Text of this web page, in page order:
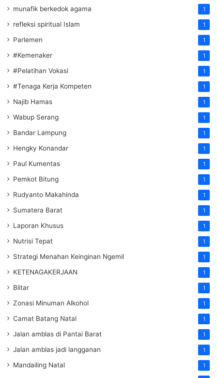
munafik berkedok agama 1
refleksi spiritual Islam 1
Parlemen 1
#Kemenaker 1
#Pelatihan Vokasi 1
#Tenaga Kerja Kompeten 1
Najib Hamas 1
Wabup Serang 1
Bandar Lampung 1
Hengky Konandar 1
Paul Kumentas 1
Pemkot Bitung 1
Rudyanto Makahinda 1
Sumatera Barat 1
Laporan Khusus 1
Nutrisi Tepat 1
Strategi Menahan Keinginan Ngemil 1
KETENAGAKERJAAN 1
Blitar 1
Zonasi Minuman Alkohol 1
Camat Batang Natal 1
Jalan amblas di Pantai Barat 1
Jalan amblas jadi langganan 1
Mandailing Natal 1